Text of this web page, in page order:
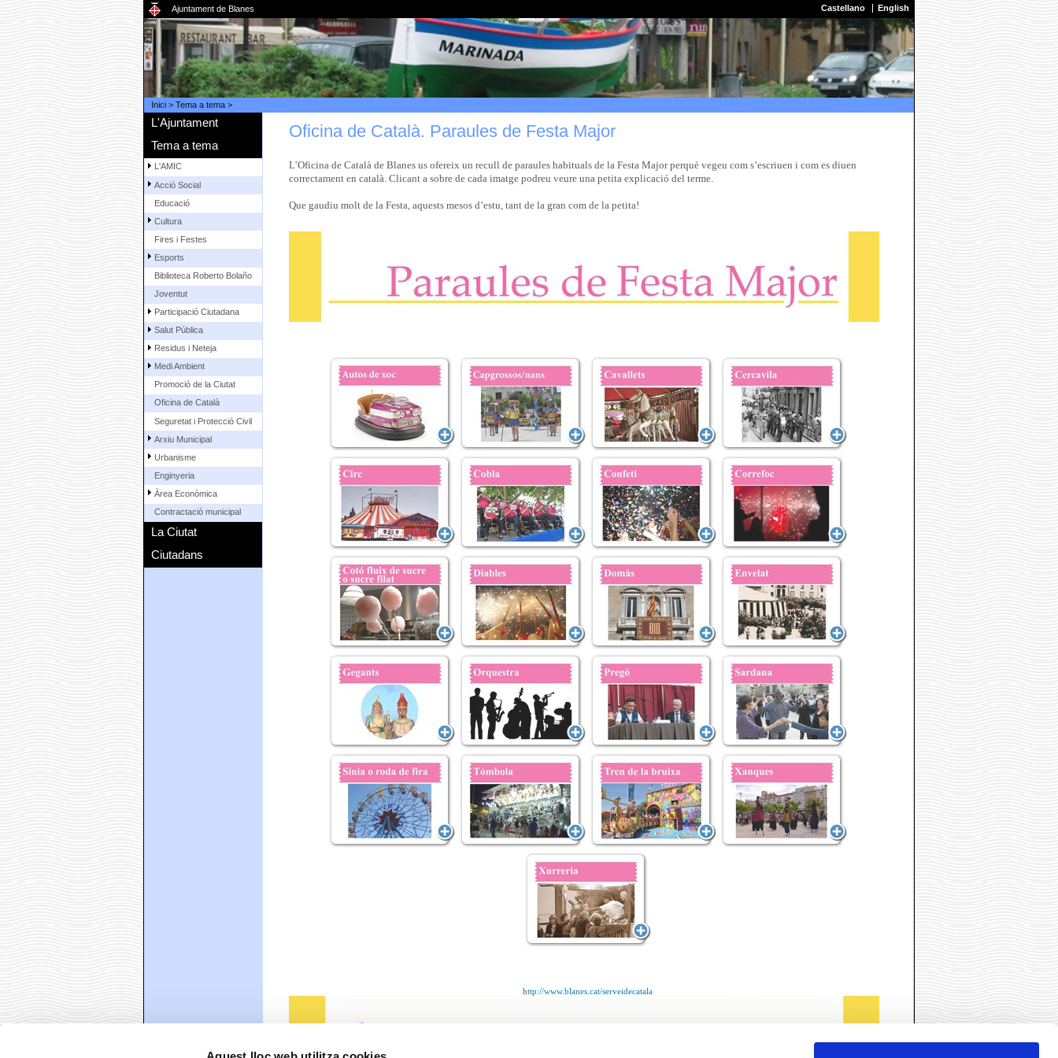
Ajuntament de Blanes Castellano English
Inici> Tema a tema>
L'Ajuntament
Tema a tema
L'AMIC
Acció Social
Educació
Cultura
Fires i Festes
Esports
Biblioteca Roberto Bolaño
Joventut
Participació Ciutadana
Salut Pública
Residus i Neteja
Medi Ambient
Promoció de la Ciutat
Oficina de Català
Seguretat i Protecció Civil
Arxiu Municipal
Urbanisme
Enginyeria
Àrea Econòmica
Contractació municipal
La Ciutat
Ciutadans
Oficina de Català. Paraules de Festa Major
L’Oficina de Català de Blanes us ofereix un recull de paraules habituals de la Festa Major perquè vegeu com s’escriuen i com es diuen
correctament en català. Clicant a sobre de cada imatge podreu veure una petita explicació del terme.
Que gaudiu molt de la Festa, aquests mesos d’estu, tant de la gran com de la petita!
http://www.blanes.cat/serveidecatala